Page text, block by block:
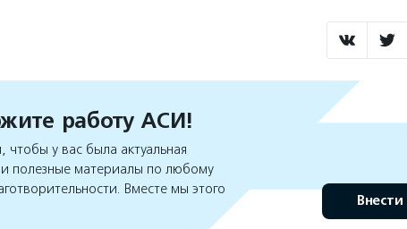
работу АСИ!
у вас была актуальная
полезные материалы по любому
Вместе мы этого
Внести